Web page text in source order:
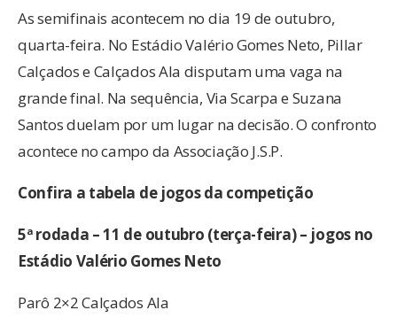
As semifinais acontecem no dia 19 de outubro,
quarta-feira. No Estádio Valério Gomes Neto, Pillar
Calçados e Calçados Ala disputam uma vaga na
grande final. Na sequência, Via Scarpa e Suzana
Santos duelam por um lugar na decisão. O confronto
acontece no campo da Associação J.S.P.
Confira a tabela de jogos da competição
5ª rodada – 11 de outubro (terça-feira) – jogos no
Estádio Valério Gomes Neto
Parô 2×2 Calçados Ala